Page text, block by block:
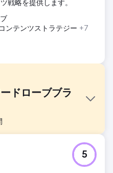
戦略を提供します。
ンテンツストラテジー +7
ドローブブラ
顧客がその存在すら知らな
在感を確立する必要があり
5